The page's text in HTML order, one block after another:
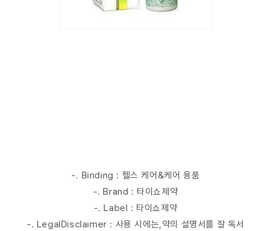
-. Binding : 헬스 케어&케어 용품
-. Brand : 타이쇼제약
-. Label : 타이쇼제약
-. LegalDisclaimer : 사용 시에는,약의 설명서를 잘 독서